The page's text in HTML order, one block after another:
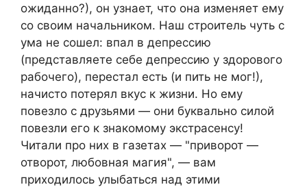
ожиданно?), он узнает, что она изменяет ему
со своим начальником. Наш строитель чуть с
ума не сошел: впал в депрессию
(представляете себе депрессию у здорового
рабочего), перестал есть (и пить не мог!),
начисто потерял вкус к жизни. Но ему
повезло с друзьями — они буквально силой
повезли его к знакомому экстрасенсу!
Читали про них в газетах — "приворот —
отворот, любовная магия", — вам
приходилось улыбаться над этими